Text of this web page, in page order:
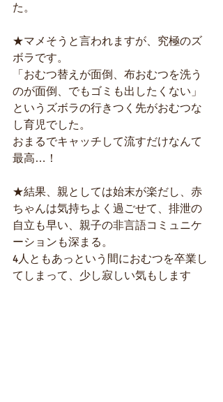
た。
★マメそうと言われますが、究極のズ
ボラです。
「おむつ替えが面倒、布おむつを洗う
のが面倒、でもゴミも出したくない」
というズボラの行きつく先がおむつな
し育児でした。
おまるでキャッチして流すだけなんて
最高…！
★結果、親としては始末が楽だし、赤
ちゃんは気持ちよく過ごせて、排泄の
自立も早い、親子の非言語コミュニケ
ーションも深まる。
4人ともあっという間におむつを卒業し
てしまって、少し寂しい気もします